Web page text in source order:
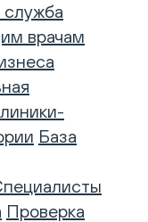
врачам
База
Проверка